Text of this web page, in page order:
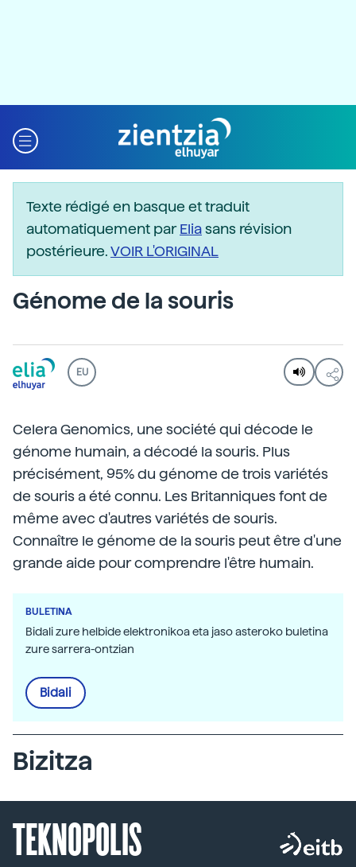
Texte rédigé en basque et traduit
automatiquement parEliasans révision
postérieure.VOIR L'ORIGINAL
Génome de la souris
EU
Celera Genomics, une société qui décode le
génome humain, a décodé la souris. Plus
précisément, 95% du génome de trois variétés
de souris a été connu. Les Britanniques font de
même avec d'autres variétés de souris.
Connaître le génome de la souris peut être d'une
grande aide pour comprendre l'être humain.
BULETINA
Bidali zure helbide elektronikoa eta jaso asteroko buletina
zure sarrera-ontzian
Bidali
Bizitza
TEKNOPOLIS